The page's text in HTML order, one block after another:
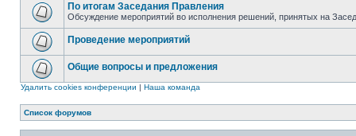
По итогам Заседания Правления
Обсуждение мероприятий во исполнения решений, принятых на
Проведение мероприятий
Общие вопросы и предложения
Удалить cookies конференции | Наша команда
Список форумов